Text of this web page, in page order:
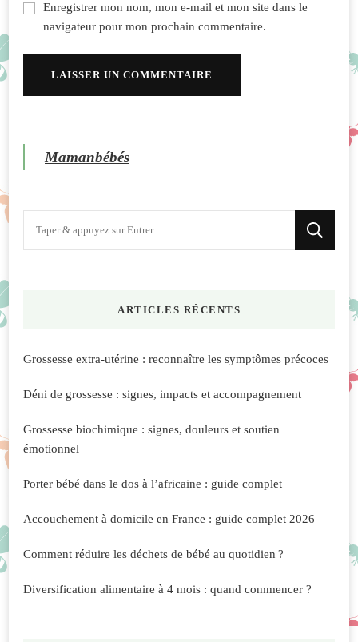
Enregistrer mon nom, mon e-mail et mon site dans le
navigateur pour mon prochain commentaire.
Mamanbébés
ARTICLES RÉCENTS
Grossesse extra-utérine : reconnaître les symptômes précoces
Déni de grossesse : signes, impacts et accompagnement
Grossesse biochimique : signes, douleurs et soutien
émotionnel
Porter bébé dans le dos à l’africaine : guide complet
Accouchement à domicile en France : guide complet 2026
Comment réduire les déchets de bébé au quotidien ?
Diversification alimentaire à 4 mois : quand commencer ?